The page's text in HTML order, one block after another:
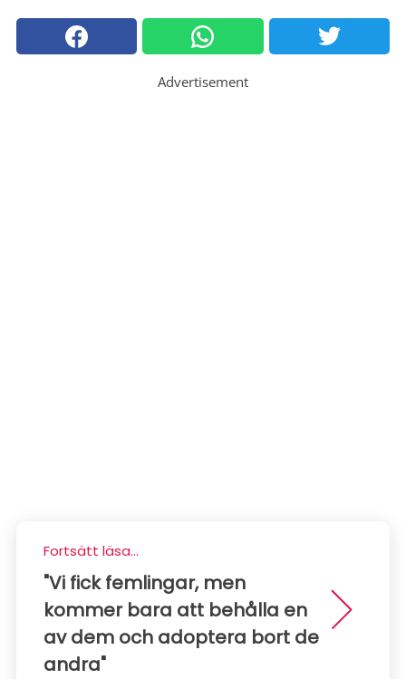
Advertisement
Fortsätt läsa...
"Vi fick femlingar, men
kommer bara att behålla en
av dem och adoptera bort de
andra"